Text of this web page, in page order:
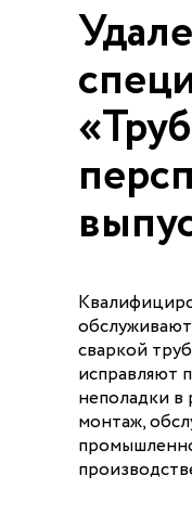
сваркой
исправляют
неполадки в
монтаж,